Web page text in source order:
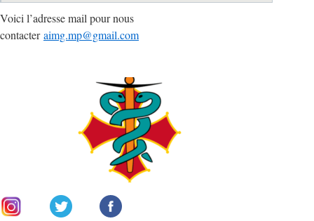
Voici l’adresse mail pour nous
contacteraimg.mp@gmail.com